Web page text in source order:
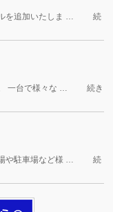
を追加いたしま …
続
一台で様々な …
続き
や駐車場など様 …
続